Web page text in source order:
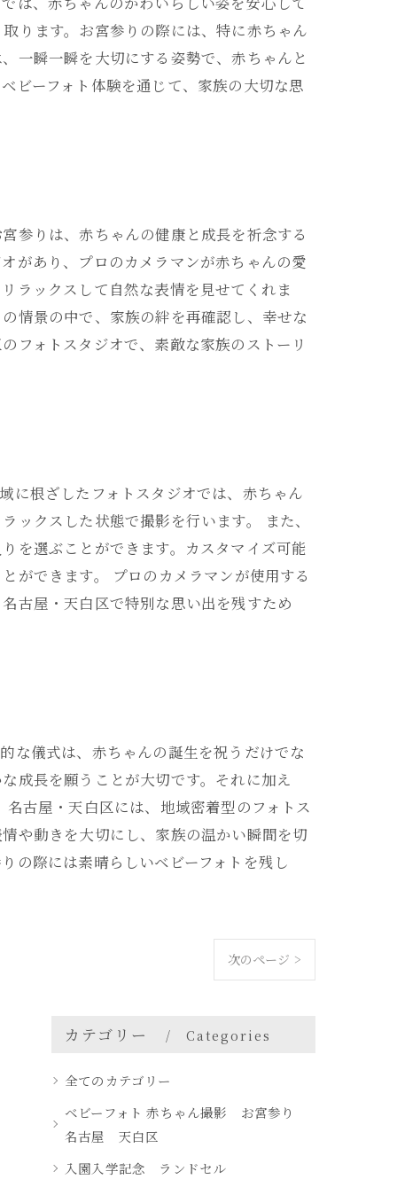
ります。お宮参りの際には、特に赤ちゃん
一瞬一瞬を大切にする姿勢で、赤ちゃんと
ビーフォト体験を通じて、家族の大切な思
参りは、赤ちゃんの健康と成長を祈念する
があり、プロのカメラマンが赤ちゃんの愛
ラックスして自然な表情を見せてくれま
情景の中で、家族の絆を再確認し、幸せな
フォトスタジオで、素敵な家族のストーリ
に根ざしたフォトスタジオでは、赤ちゃん
クスした状態で撮影を行います。 また、
を選ぶことができます。カスタマイズ可能
ができます。 プロのカメラマンが使用する
古屋・天白区で特別な思い出を残すため
な儀式は、赤ちゃんの誕生を祝うだけでな
成長を願うことが大切です。それに加え
古屋・天白区には、地域密着型のフォトス
や動きを大切にし、家族の温かい瞬間を切
の際には素晴らしいベビーフォトを残し
次のページ >
カテゴリー Categories
全てのカテゴリー
ベビーフォト 赤ちゃん撮影 お宮参り
名古屋 天白区
入園入学記念 ランドセル